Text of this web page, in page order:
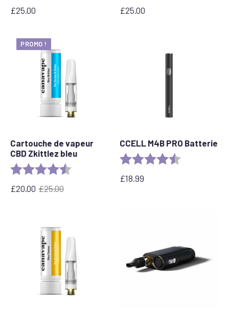
£25.00 £25.00
PROMO !
Cartouche de vapeur
CBD Zkittlez bleu
Evaluation : 4,6 sur 5 étoiles
£25.00
Le
£20.00
Le
CCELL M4B PRO Batterie
Evaluation :
£18.99